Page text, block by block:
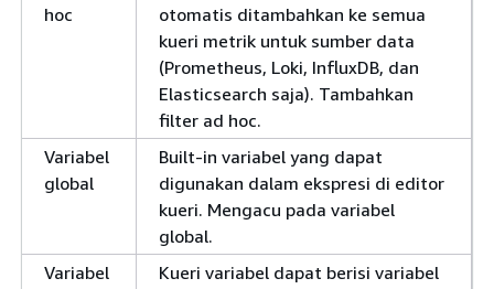
hoc
otomatis ditambahkan ke semua
kueri metrik untuk sumber data
(Prometheus, Loki, InfluxDB, dan
Elasticsearch saja). Tambahkan
filter ad hoc.
Variabel
global
Built-in variabel yang dapat
digunakan dalam ekspresi di editor
kueri. Mengacu pada variabel
global.
Variabel
Kueri variabel dapat berisi variabel